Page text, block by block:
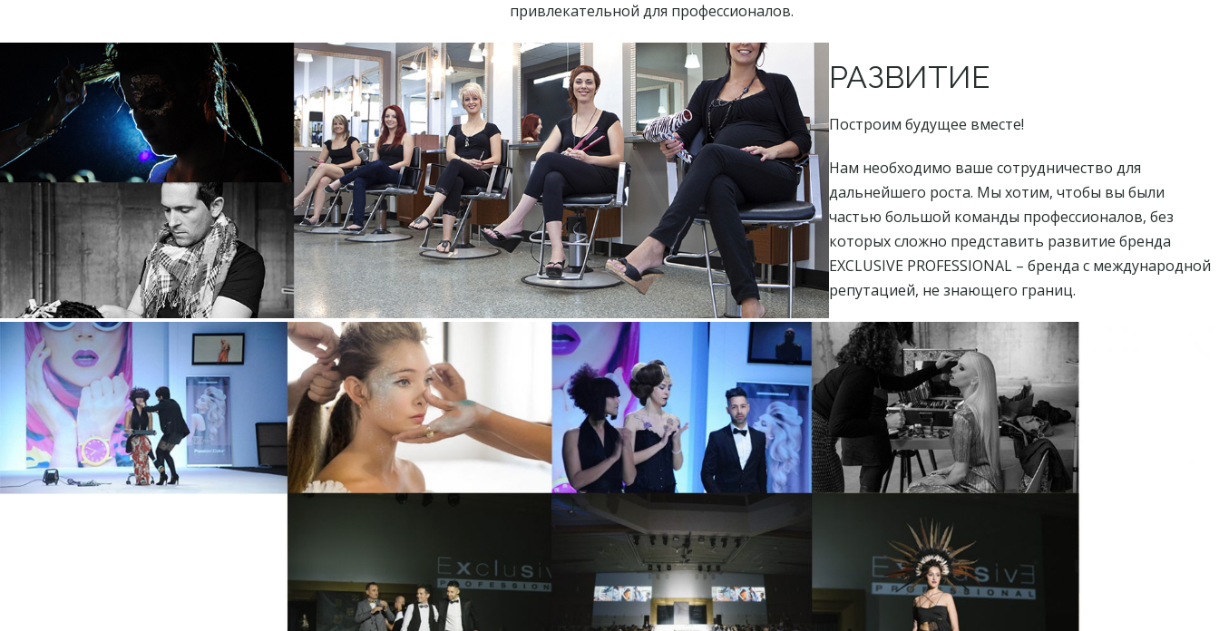
привлекательной для профессионалов.
РАЗВИТИЕ
Построим будущее вместе!
Нам необходимо ваше сотрудничество для
дальнейшего роста. Мы хотим, чтобы вы были
частью большой команды профессионалов, без
которых сложно представить развитие бренда
EXCLUSIVE PROFESSIONAL – бренда с международной
репутацией, не знающего границ.